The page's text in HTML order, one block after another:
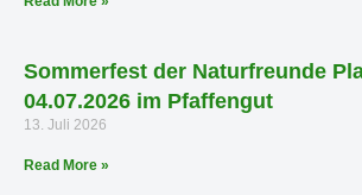
Sommerfest der Naturfreunde
04.07.2026 im Pfaffengut
13. Juli 2026
Read More »